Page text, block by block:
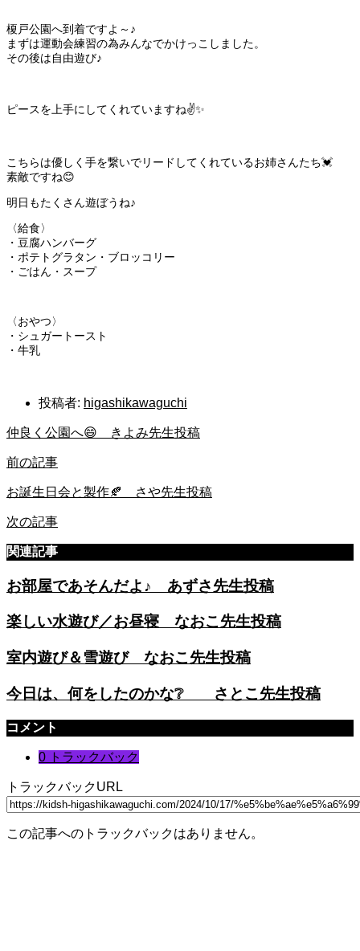
榎戸公園へ到着ですよ～♪
まずは運動会練習の為みんなでかけっこしました。
その後は自由遊び♪
ピースを上手にしてくれていますね✌✨
こちらは優しく手を繋いでリードしてくれているお姉さんたち💓
素敵ですね😊
明日もたくさん遊ぼうね♪
〈給食〉
・豆腐ハンバーグ
・ポテトグラタン・ブロッコリー
・ごはん・スープ
〈おやつ〉
・シュガートースト
・牛乳
投稿者: higashikawaguchi
仲良く公園へ😄 きよみ先生投稿
前の記事
お誕生日会と製作🍂 さや先生投稿
次の記事
関連記事
お部屋であそんだよ♪ あずさ先生投稿
楽しい水遊び／お昼寝 なおこ先生投稿
室内遊び＆雪遊び なおこ先生投稿
今日は、何をしたのかな❔ さとこ先生投稿
コメント
0 トラックバック
トラックバックURL
この記事へのトラックバックはありません。